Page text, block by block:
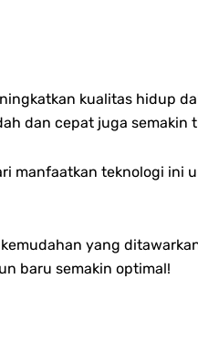
kualitas hidup
dan cepat juga semakin
manfaatkan teknologi ini
yang
baru semakin optimal!